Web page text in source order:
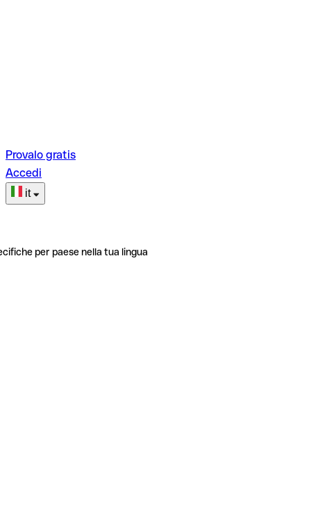
Provalo gratis
Accedi
it
per paese nella tua lingua